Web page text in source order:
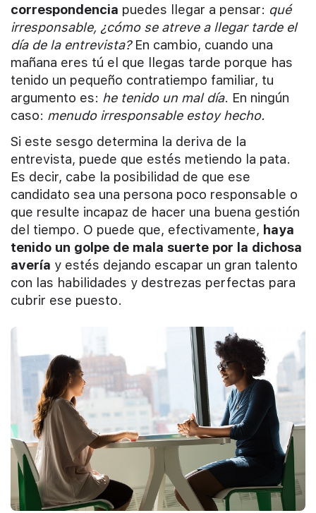
correspondencia puedes llegar a pensar: qué
irresponsable, ¿cómo se atreve a llegar tarde el
día de la entrevista? En cambio, cuando una
mañana eres tú el que llegas tarde porque has
tenido un pequeño contratiempo familiar, tu
argumento es: he tenido un mal día. En ningún
caso: menudo irresponsable estoy hecho.
Si este sesgo determina la deriva de la
entrevista, puede que estés metiendo la pata.
Es decir, cabe la posibilidad de que ese
candidato sea una persona poco responsable o
que resulte incapaz de hacer una buena gestión
del tiempo. O puede que, efectivamente, haya
tenido un golpe de mala suerte por la dichosa
avería y estés dejando escapar un gran talento
con las habilidades y destrezas perfectas para
cubrir ese puesto.